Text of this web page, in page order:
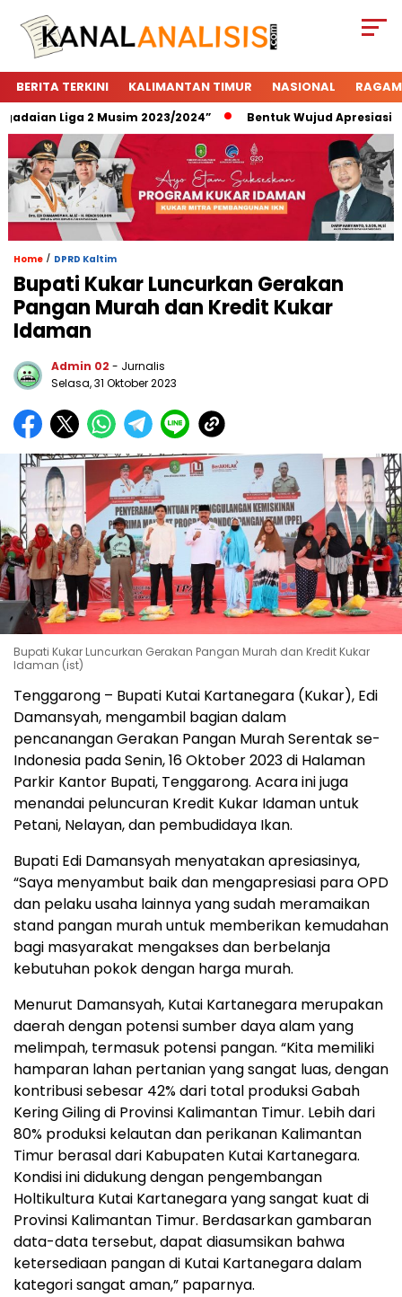
BERITA TERKINI KALIMANTAN TIMUR NASIONAL RAGAM
Liga 2 Musim 2023/2024” Bentuk Wujud Apresiasi
Home / DPRD Kaltim
Bupati Kukar Luncurkan Gerakan
Pangan Murah dan Kredit Kukar
Idaman
Admin 02 - Jurnalis
Selasa, 31 Oktober 2023
Bupati Kukar Luncurkan Gerakan Pangan Murah dan Kredit Kukar
Idaman (ist)
Tenggarong – Bupati Kutai Kartanegara (Kukar), Edi
Damansyah, mengambil bagian dalam
pencanangan Gerakan Pangan Murah Serentak se-
Indonesia pada Senin, 16 Oktober 2023 di Halaman
Parkir Kantor Bupati, Tenggarong. Acara ini juga
menandai peluncuran Kredit Kukar Idaman untuk
Petani, Nelayan, dan pembudidaya Ikan.
Bupati Edi Damansyah menyatakan apresiasinya,
“Saya menyambut baik dan mengapresiasi para OPD
dan pelaku usaha lainnya yang sudah meramaikan
stand pangan murah untuk memberikan kemudahan
bagi masyarakat mengakses dan berbelanja
kebutuhan pokok dengan harga murah.
Menurut Damansyah, Kutai Kartanegara merupakan
daerah dengan potensi sumber daya alam yang
melimpah, termasuk potensi pangan. “Kita memiliki
hamparan lahan pertanian yang sangat luas, dengan
kontribusi sebesar 42% dari total produksi Gabah
Kering Giling di Provinsi Kalimantan Timur. Lebih dari
80% produksi kelautan dan perikanan Kalimantan
Timur berasal dari Kabupaten Kutai Kartanegara.
Kondisi ini didukung dengan pengembangan
Holtikultura Kutai Kartanegara yang sangat kuat di
Provinsi Kalimantan Timur. Berdasarkan gambaran
data-data tersebut, dapat diasumsikan bahwa
ketersediaan pangan di Kutai Kartanegara dalam
kategori sangat aman,” paparnya.